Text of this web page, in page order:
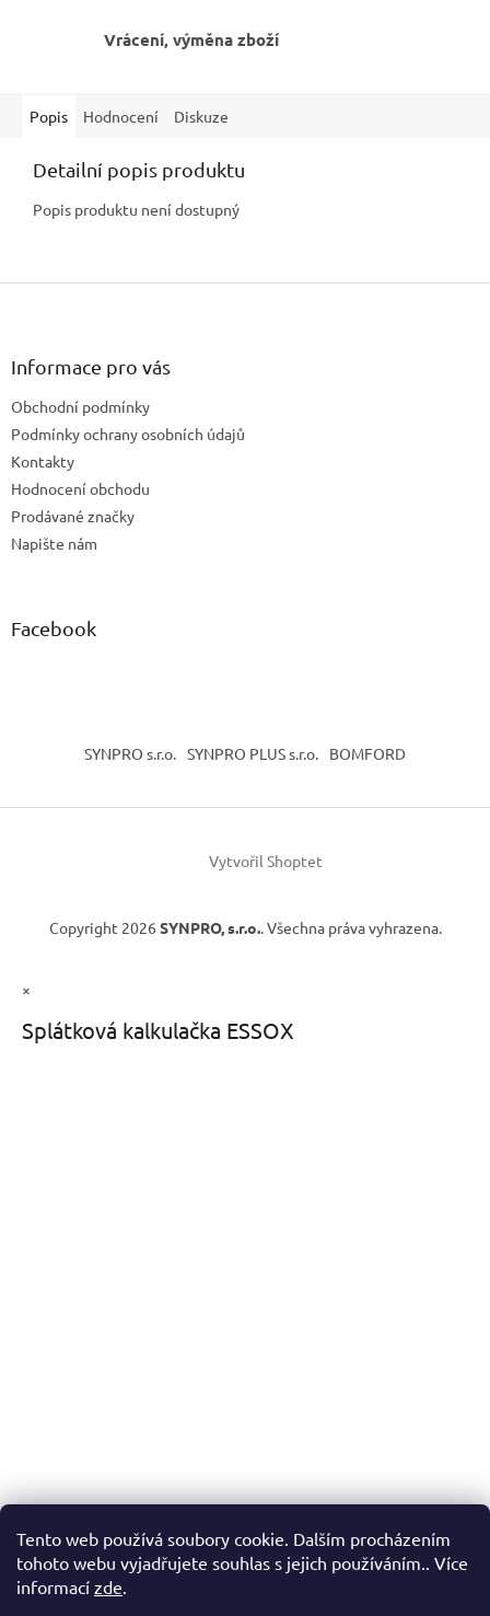
Tento web používá soubory cookie. Dalším procházením
tohoto webu vyjadřujete souhlas s jejich používáním.. Více
informací zde.
Vrácení, výměna zboží
Popis Hodnocení Diskuze
Detailní popis produktu
Popis produktu není dostupný
Z
Informace pro vás
Obchodní podmínky
Podmínky ochrany osobních údajů
Kontakty
Hodnocení obchodu
Prodávané značky
Napište nám
Facebook
SYNPRO s.r.o. SYNPRO PLUS s.r.o. BOMFORD
Vytvořil Shoptet
Copyright 2026 SYNPRO, s.r.o.. Všechna práva vyhrazena.
×
Splátková kalkulačka ESSOX